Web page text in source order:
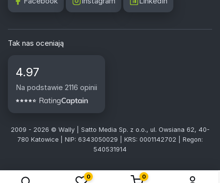
Tak nas oceniają
4.97
Na podstawie 2116 opinii
2009 - 2026 © Wally | Satto Media Sp. z o.o., ul. Owsiana 62, 40-
780 Katowice | NIP: 6343050029 | KRS: 0001142702 | Regon:
540531914
0 0